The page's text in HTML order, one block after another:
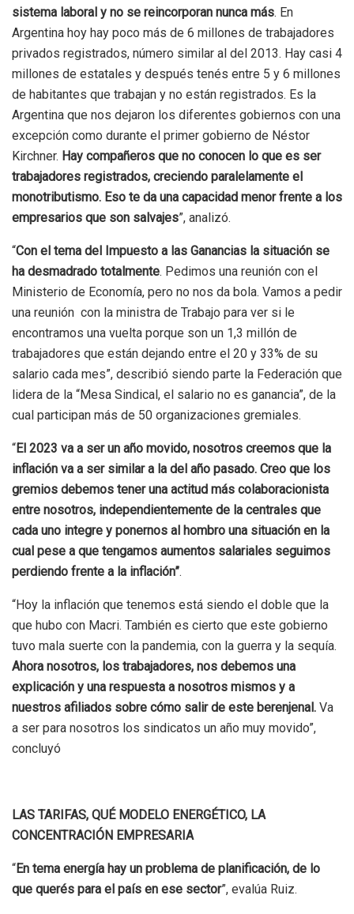
sistema laboral y no se reincorporan nunca más. En
Argentina hoy hay poco más de 6 millones de trabajadores
privados registrados, número similar al del 2013. Hay casi 4
millones de estatales y después tenés entre 5 y 6 millones
de habitantes que trabajan y no están registrados. Es la
Argentina que nos dejaron los diferentes gobiernos con una
excepción como durante el primer gobierno de Néstor
Kirchner. Hay compañeros que no conocen lo que es ser
trabajadores registrados, creciendo paralelamente el
monotributismo. Eso te da una capacidad menor frente a los
empresarios que son salvajes”, analizó.
“Con el tema del Impuesto a las Ganancias la situación se
ha desmadrado totalmente. Pedimos una reunión con el
Ministerio de Economía, pero no nos da bola. Vamos a pedir
una reunión con la ministra de Trabajo para ver si le
encontramos una vuelta porque son un 1,3 millón de
trabajadores que están dejando entre el 20 y 33% de su
salario cada mes”, describió siendo parte la Federación que
lidera de la “Mesa Sindical, el salario no es ganancia”, de la
cual participan más de 50 organizaciones gremiales.
“El 2023 va a ser un año movido, nosotros creemos que la
inflación va a ser similar a la del año pasado. Creo que los
gremios debemos tener una actitud más colaboracionista
entre nosotros, independientemente de la centrales que
cada uno integre y ponernos al hombro una situación en la
cual pese a que tengamos aumentos salariales seguimos
perdiendo frente a la inflación”.
“Hoy la inflación que tenemos está siendo el doble que la
que hubo con Macri. También es cierto que este gobierno
tuvo mala suerte con la pandemia, con la guerra y la sequía.
Ahora nosotros, los trabajadores, nos debemos una
explicación y una respuesta a nosotros mismos y a
nuestros afiliados sobre cómo salir de este berenjenal. Va
a ser para nosotros los sindicatos un año muy movido”,
concluyó
LAS TARIFAS, QUÉ MODELO ENERGÉTICO, LA
CONCENTRACIÓN EMPRESARIA
“En tema energía hay un problema de planificación, de lo
que querés para el país en ese sector”, evalúa Ruiz.